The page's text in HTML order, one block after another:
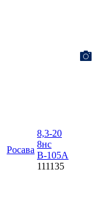
Росава
8,3-20
8нс
В-105А
111135